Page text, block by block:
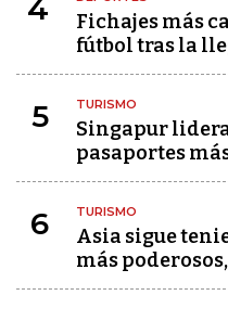
4
Fichajes más
fútbol tras la
5 TURISMO
Singapur
pasaportes
6 TURISMO
Asia sigue
más